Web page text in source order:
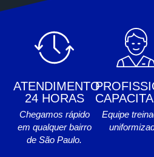
ATENDIMENTO
24 HORAS
Chegamos rápido
em qualquer bairro
de São Paulo.
Equipe